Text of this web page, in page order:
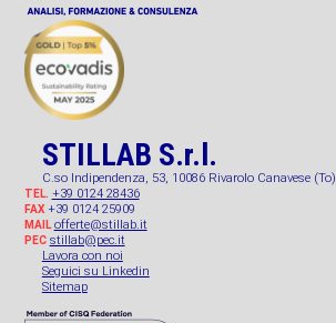
STILLAB S.r.l.
C.so Indipendenza, 53, 10086 Rivarolo Canavese (To)
TEL. +39 0124 28436
FAX+39 0124 25909
MAIL offerte@stillab.it
PEC stillab@pec.it
Lavora con noi
Seguici su Linkedin
Sitemap